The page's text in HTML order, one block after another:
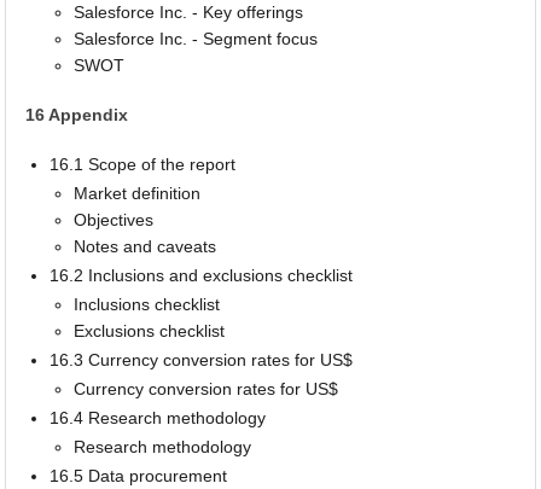
Salesforce Inc. - Key offerings
Salesforce Inc. - Segment focus
SWOT
16 Appendix
16.1 Scope of the report
Market definition
Objectives
Notes and caveats
16.2 Inclusions and exclusions checklist
Inclusions checklist
Exclusions checklist
16.3 Currency conversion rates for US$
Currency conversion rates for US$
16.4 Research methodology
Research methodology
16.5 Data procurement